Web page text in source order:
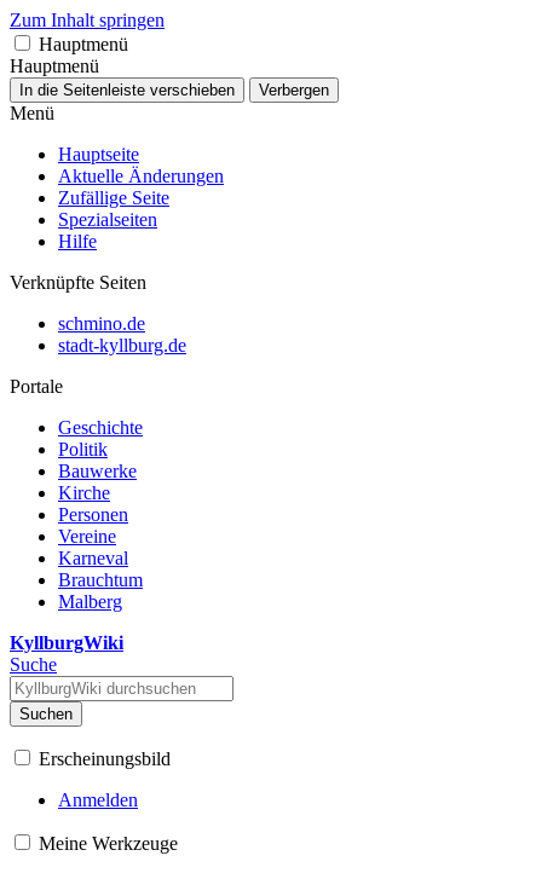
Zum Inhalt springen
Hauptmenü
Hauptmenü
In die Seitenleiste verschieben Verbergen
Menü
Hauptseite
Aktuelle Änderungen
Zufällige Seite
Spezialseiten
Hilfe
Verknüpfte Seiten
schmino.de
stadt-kyllburg.de
Portale
Geschichte
Politik
Bauwerke
Kirche
Personen
Vereine
Karneval
Brauchtum
Malberg
KyllburgWiki
Suche
Suchen
Erscheinungsbild
Anmelden
Meine Werkzeuge